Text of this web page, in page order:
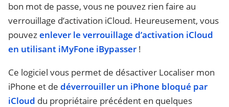
bon mot de passe, vous ne pouvez rien faire au
verrouillage d’activation iCloud. Heureusement, vous
pouvezenlever le verrouillage d’activation iCloud
en utilisant iMyFone iBypasser !
Ce logiciel vous permet de désactiver Localiser mon
iPhone et de déverrouiller un iPhone bloqué par
iCloud du propriétaire précédent en quelques